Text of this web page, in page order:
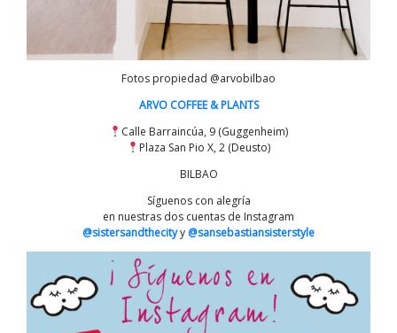
Fotos propiedad @arvobilbao
ARVO COFFEE & PLANTS
Calle Barraincúa, 9 (Guggenheim)
Plaza San Pio X, 2 (Deusto)
BILBAO
Síguenos con alegría
en nuestras dos cuentas de Instagram
@sistersandthecityy @sansebastiansisterstyle